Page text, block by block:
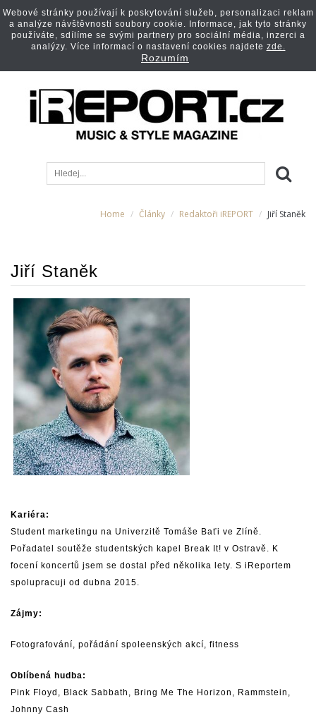
Home Články Redaktoři iREPORT Jiří Staněk
Jiří Staněk
Kariéra:
Student marketingu na Univerzitě Tomáše Baťi ve Zlíně.
Pořadatel soutěže studentských kapel Break It! v Ostravě. K
focení koncertů jsem se dostal před několika lety. S iReportem
spolupracuji od dubna 2015.
Zájmy:
Fotografování, pořádání spoleenských akcí, fitness
Oblíbená hudba:
Pink Floyd
Black Sabbath Bring Me The Horizon Rammstein
Johnny Cash
Webové stránky používají k poskytování služeb, personalizaci reklam
a analýze návštěvnosti soubory cookie. Informace, jak tyto stránky
používáte, sdílíme se svými partnery pro sociální média, inzerci a
analýzy. Více informací o nastavení cookies najdete zde.
Rozumím